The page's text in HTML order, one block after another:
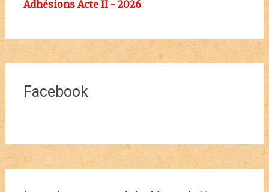
Adhésions Acte II - 2026
Facebook